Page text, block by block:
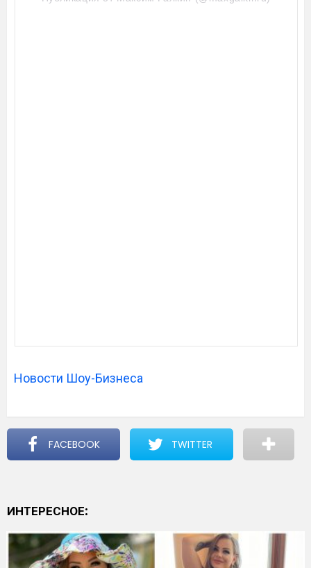
Новости Шоу-Бизнеса
FACEBOOK TWITTER
ИНТЕРЕСНОЕ: